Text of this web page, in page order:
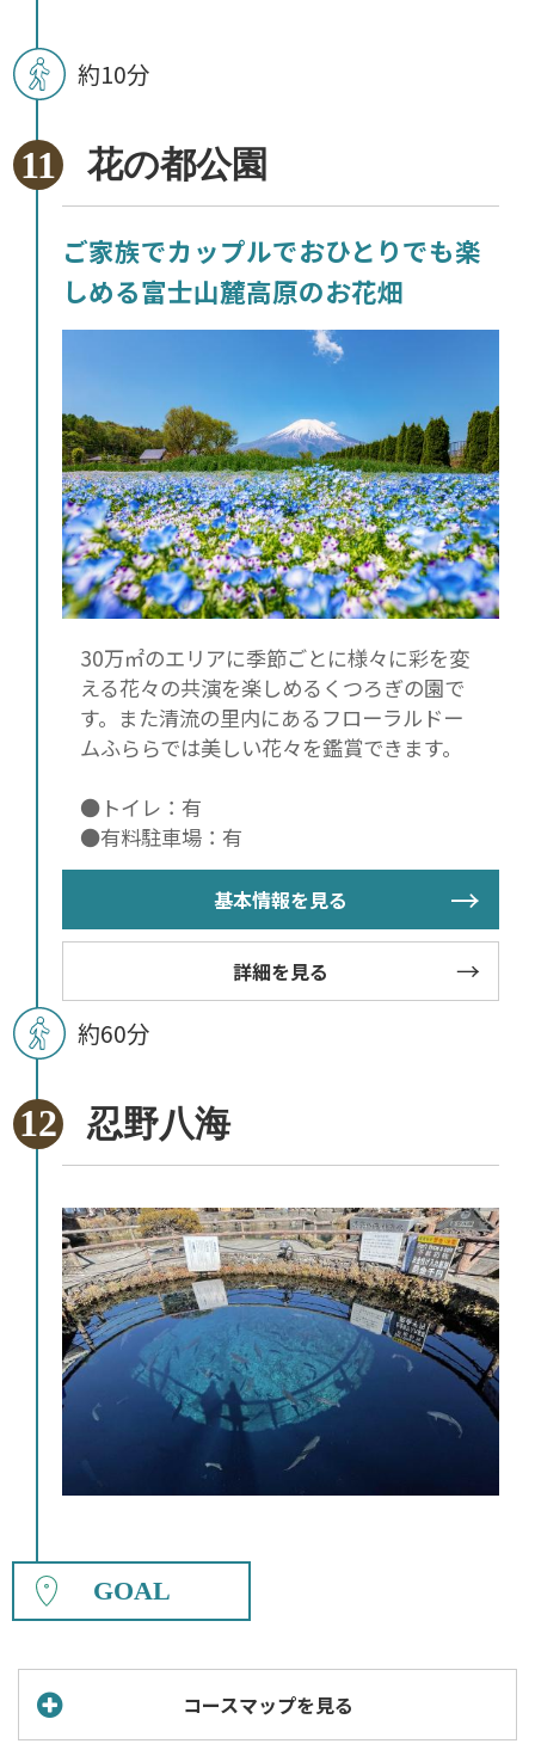
約10分
花の都公園
ご家族でカップルでおひとりでも楽
しめる富士山麓高原のお花畑
30万㎡のエリアに季節ごとに様々に彩を変
える花々の共演を楽しめるくつろぎの園で
す。また清流の里内にあるフローラルドー
ムふららでは美しい花々を鑑賞できます。
●トイレ：有
●有料駐車場：有
基本情報を見る
詳細を見る
約60分
忍野八海
GOAL
コースマップを見る